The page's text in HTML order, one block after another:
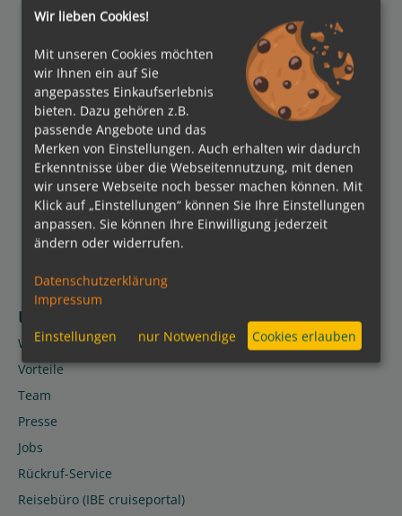
kreuzfahrten.de APP
Folgen Sie uns
Partner
Über kreuzfahrten de
Wir über uns
Vorteile
Team
Presse
Jobs
Rückruf-Service
Reisebüro (IBE cruiseportal)
Wir lieben Cookies!
Mit unseren Cookies möchten
wir Ihnen ein auf Sie
angepasstes Einkaufserlebnis
bieten. Dazu gehören z.B.
passende Angebote und das
Merken von Einstellungen. Auch erhalten wir dadurch
Erkenntnisse über die Webseitennutzung, mit denen
wir unsere Webseite noch besser machen können. Mit
Klick auf „Einstellungen“ können Sie Ihre Einstellungen
anpassen. Sie können Ihre Einwilligung jederzeit
ändern oder widerrufen.
Datenschutzerklärung
Impressum
Einstellungen nur Notwendige Cookies erlauben